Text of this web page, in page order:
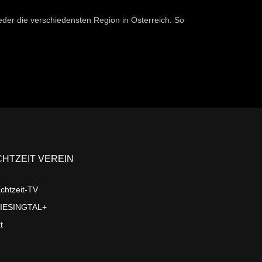
die verschiedensten Region in Österreich. So
VEREIN
TV